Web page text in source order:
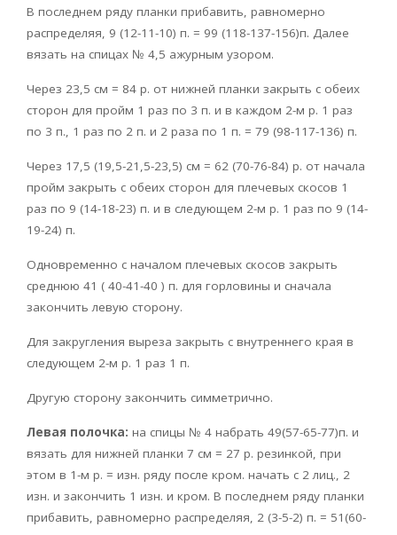
В последнем ряду планки прибавить, равномерно
распределяя, 9 (12-11-10) п. = 99 (118-137-156)п. Далее
вязать на спицах № 4,5 ажурным узором.
Через 23,5 см = 84 р. от нижней планки закрыть с обеих
сторон для пройм 1 раз по 3 п. и в каждом 2-м р. 1 раз
по 3 п., 1 раз по 2 п. и 2 раза по 1 п. = 79 (98-117-136) п.
Через 17,5 (19,5-21,5-23,5) см = 62 (70-76-84) р. от начала
пройм закрыть с обеих сторон для плечевых скосов 1
раз по 9 (14-18-23) п. и в следующем 2-м р. 1 раз по 9 (14-
19-24) п.
Одновременно с началом плечевых скосов закрыть
среднюю 41 ( 40-41-40 ) п. для горловины и сначала
закончить левую сторону.
Для закругления выреза закрыть с внутреннего края в
следующем 2-м р. 1 раз 1 п.
Другую сторону закончить симметрично.
Левая полочка: на спицы № 4 набрать 49(57-65-77)п. и
вязать для нижней планки 7 см = 27 р. резинкой, при
этом в 1-м р. = изн. ряду после кром. начать с 2 лиц., 2
изн. и закончить 1 изн. и кром. В последнем ряду планки
прибавить, равномерно распределяя, 2 (3-5-2) п. = 51(60-